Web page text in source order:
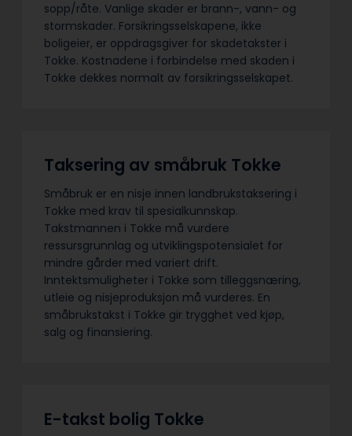
sopp/råte. Vanlige skader er brann-, vann- og
stormskader. Forsikringsselskapene, ikke
boligeier, er oppdragsgiver for skadetakster i
Tokke. Kostnadene i forbindelse med skaden i
Tokke dekkes normalt av forsikringsselskapet.
Taksering av småbruk Tokke
Småbruk er en nisje innen landbrukstaksering i
Tokke med krav til spesialkunnskap.
Takstmannen i Tokke må vurdere
ressursgrunnlag og utviklingspotensialet for
mindre gårder med variert drift.
Inntektsmuligheter i Tokke som tilleggsnæring,
utleie og nisjeproduksjon må vurderes. En
småbrukstakst i Tokke gir trygghet ved kjøp,
salg og finansiering.
E-takst bolig Tokke